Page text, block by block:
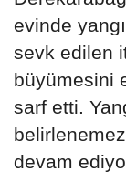
evinde
sevk edilen
büyümesini
sarf etti.
devam